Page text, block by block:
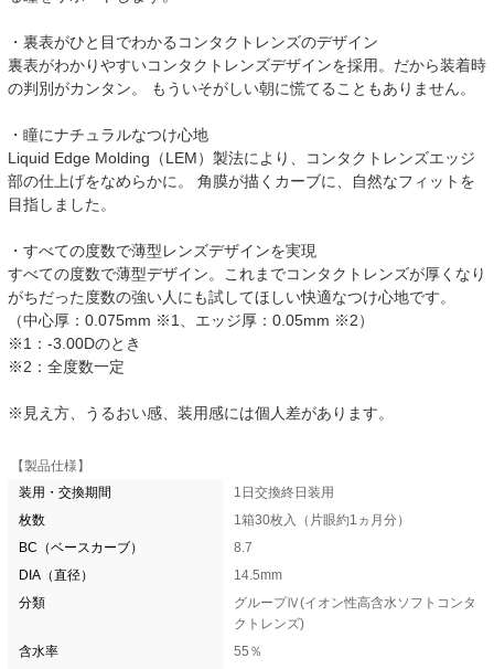
・裏表がひと目でわかるコンタクトレンズのデザイン
裏表がわかりやすいコンタクトレンズデザインを採用。だから装着時
の判別がカンタン。 もういそがしい朝に慌てることもありません。
・瞳にナチュラルなつけ心地
Liquid Edge Molding（LEM）製法により、コンタクトレンズエッジ
部の仕上げをなめらかに。 角膜が描くカーブに、自然なフィットを
目指しました。
・すべての度数で薄型レンズデザインを実現
すべての度数で薄型デザイン。これまでコンタクトレンズが厚くなり
がちだった度数の強い人にも試してほしい快適なつけ心地です。
（中心厚：0.075mm ※1、エッジ厚：0.05mm ※2）
※1：-3.00Dのとき
※2：全度数一定
※見え方、うるおい感、装用感には個人差があります。
【製品仕様】
装用・交換期間
1日交換終日装用
枚数
1箱30枚入（片眼約1ヵ月分）
BC（ベースカーブ）
8.7
DIA（直径）
14.5mm
分類
グループⅣ(イオン性高含水ソフトコンタ
クトレンズ)
含水率
55％